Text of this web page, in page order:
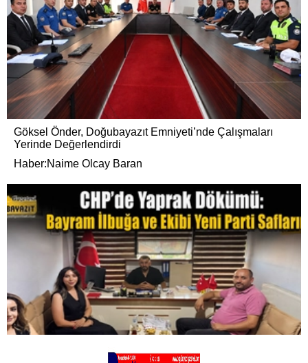
Göksel Önder, Doğubayazıt Emniyeti’nde Çalışmaları
Yerinde Değerlendirdi
Haber:Naime Olcay Baran